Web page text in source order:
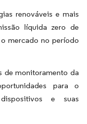
renováveis e mais
líquida zero de
mercado no período
de monitoramento da
para o
e suas